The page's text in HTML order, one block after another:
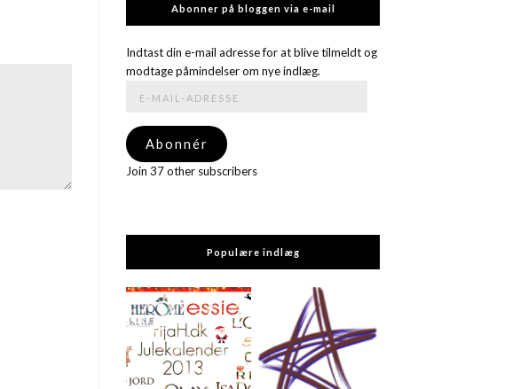
Abonner på bloggen via e-mail
Indtast din e-mail adresse for at blive tilmeldt og
modtage påmindelser om nye indlæg.
adresse
Abonnér
Join 37 other subscribers
Populære indlæg